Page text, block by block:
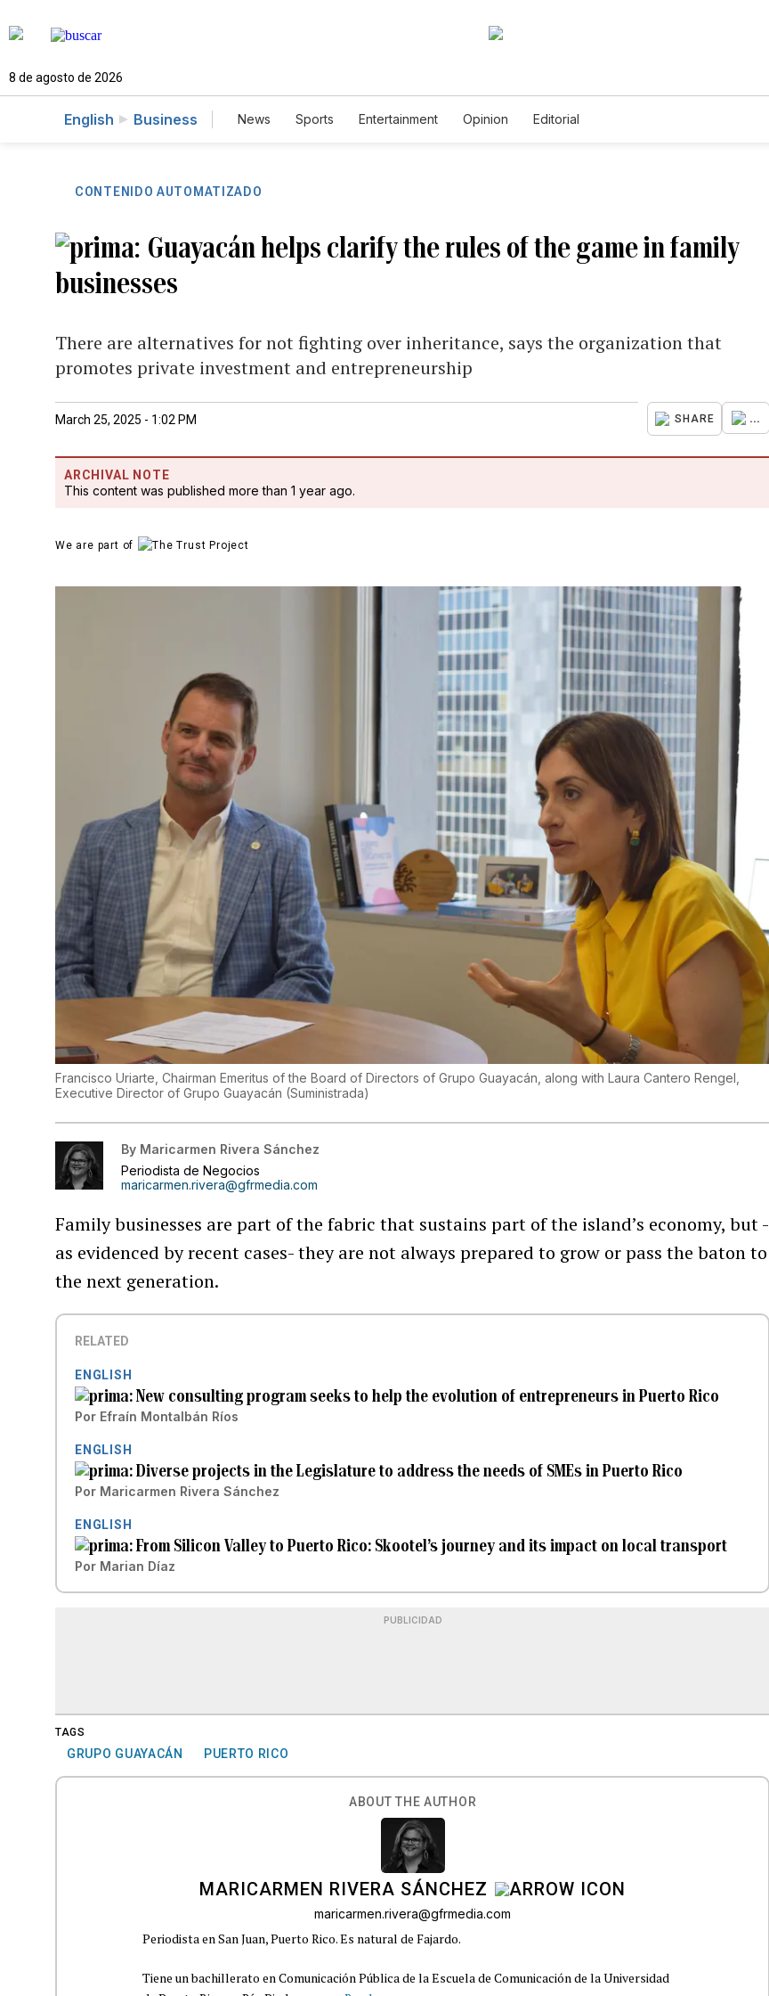
8 de agosto de 2026
English Business News Sports Entertainment Opinion Editorial
CONTENIDO AUTOMATIZADO
Guayacán helps clarify the rules of the game in family
businesses
There are alternatives for not fighting over inheritance, says the organization that
promotes private investment and entrepreneurship
March 25, 2025 - 1:02 PM SHARE ...
ARCHIVAL NOTE
This content was published more than 1 year ago.
We are part of
Francisco Uriarte, Chairman Emeritus of the Board of Directors of Grupo Guayacán, along with Laura Cantero Rengel,
Executive Director of Grupo Guayacán (Suministrada)
By Maricarmen Rivera Sánchez
Periodista de Negocios
maricarmen.rivera@gfrmedia.com
Family businesses are part of the fabric that sustains part of the island’s economy, but -
as evidenced by recent cases- they are not always prepared to grow or pass the baton to
the next generation.
RELATED
ENGLISH
New consulting program seeks to help the evolution of entrepreneurs in Puerto Rico
Por Efraín Montalbán Ríos
ENGLISH
Diverse projects in the Legislature to address the needs of SMEs in Puerto Rico
Por Maricarmen Rivera Sánchez
ENGLISH
From Silicon Valley to Puerto Rico: Skootel’s journey and its impact on local transport
Por Marian Díaz
PUBLICIDAD
TAGS
GRUPO GUAYACÁN PUERTO RICO
ABOUT THE AUTHOR
MARICARMEN RIVERA SÁNCHEZ
maricarmen.rivera@gfrmedia.com
Periodista en San Juan, Puerto Rico. Es natural de Fajardo.
Tiene un bachillerato en Comunicación Pública de la Escuela de Comunicación de la Universidad